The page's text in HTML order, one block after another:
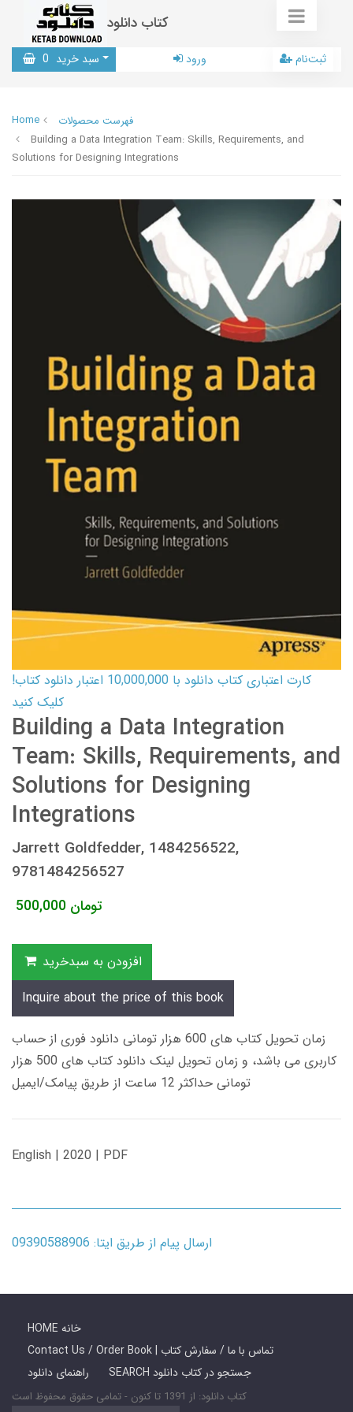
کتاب دانلود
سبد خرید 0 ورود ثبت‌نام
Home
فهرست محصولات
Building a Data Integration Team: Skills, Requirements, and
Solutions for Designing Integrations
کارت اعتباری کتاب دانلود با 10,000,000 اعتبار دانلود کتاب!
کلیک کنید
Building a Data Integration
Team: Skills, Requirements, and
Solutions for Designing
Integrations
Jarrett Goldfedder, 1484256522,
9781484256527
500,000 تومان
افزودن به سبدخرید
Inquire about the price of this book
زمان تحویل کتاب های 600 هزار تومانی دانلود فوری از حساب
کاربری می باشد، و زمان تحویل لینک دانلود کتاب های 500 هزار
تومانی حداکثر 12 ساعت از طریق پیامک/ایمیل
English | 2020 | PDF
ارسال پیام از طریق ایتا: 09390588906
HOME خانه
Contact Us / Order Book | تماس با ما / سفارش کتاب
راهنمای دانلود
SEARCH جستجو در کتاب دانلود
کتاب دانلود: از 1391 تا کنون - تمامی حقوق محفوظ است